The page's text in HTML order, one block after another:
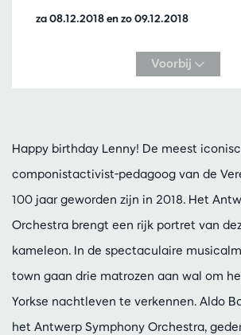
za 08.12.2018enzo 09.12.2018
Voorbij
Happy birthday Lenny! De meest
componistactivist-pedagoog van de
100 jaar geworden zijn in 2018. Het
Orchestra brengt een rijk portret van
kameleon. In de spectaculaire
town gaan drie matrozen aan wal om
Yorkse nachtleven te verkennen. Aldo
het Antwerp Symphony Orchestra,